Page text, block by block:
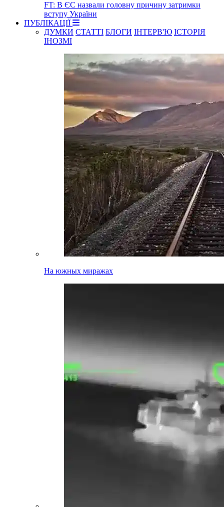
FT: В ЄС назвали головну причину затримки
вступу України
ПУБЛІКАЦІЇ
ДУМКИ СТАТТІ БЛОГИ ІНТЕРВ'Ю ІСТОРІЯ
ІНОЗМІ
На южных миражах